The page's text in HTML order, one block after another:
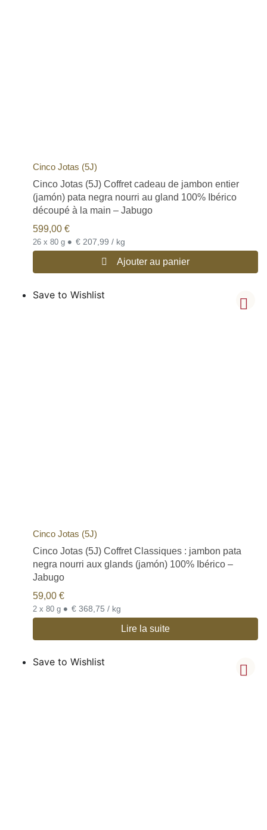
Cinco Jotas (5J)
Cinco Jotas (5J) Coffret cadeau de jambon entier
(jamón) pata negra nourri au gland 100% Ibérico
découpé à la main – Jabugo
599,00 €
26 x 80 g • € 207,99 / kg
Ajouter au panier
Save to Wishlist
Cinco Jotas (5J)
Cinco Jotas (5J) Coffret Classiques : jambon pata
negra nourri aux glands (jamón) 100% Ibérico –
Jabugo
59,00 €
2 x 80 g • € 368,75 / kg
Lire la suite
Save to Wishlist